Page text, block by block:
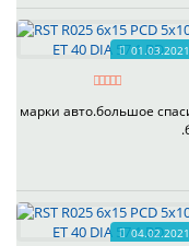
01.03.2021
марки авто.большое
04.02.2021